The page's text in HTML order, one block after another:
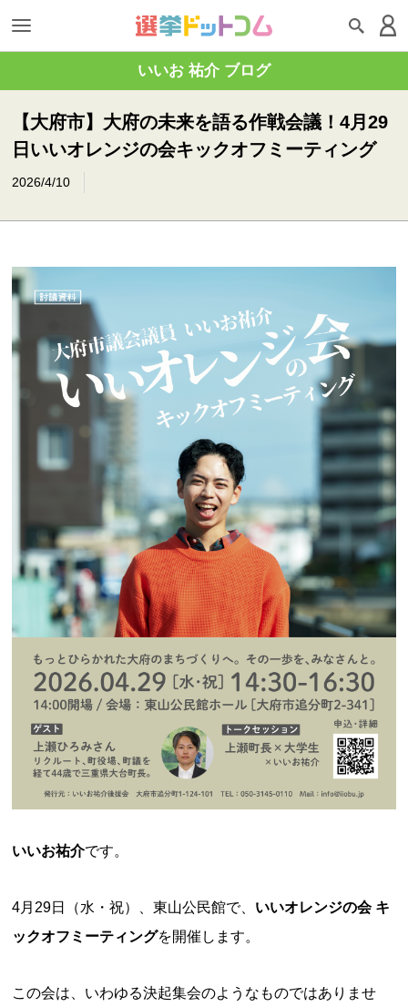
いいお 祐介 ブログ
【大府市】大府の未来を語る作戦会議！4月29
日いいオレンジの会キックオフミーティング
2026/4/10
いいお祐介です。
4月29日（水・祝）、東山公民館で、 いいオレンジの会 キ
ックオフミーティングを開催します。
この会は、いわゆる決起集会のようなものではありませ